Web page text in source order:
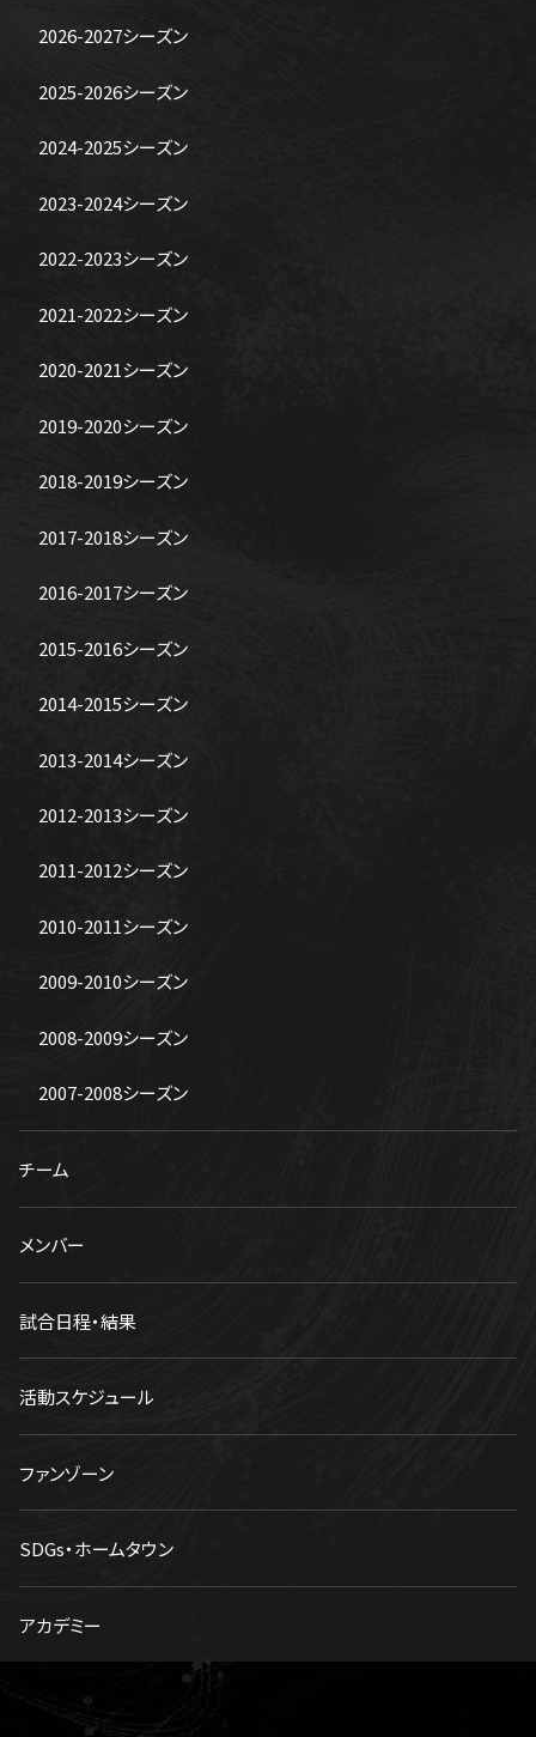
2026-2027シーズン
2025-2026シーズン
2024-2025シーズン
2023-2024シーズン
2022-2023シーズン
2021-2022シーズン
2020-2021シーズン
2019-2020シーズン
2018-2019シーズン
2017-2018シーズン
2016-2017シーズン
2015-2016シーズン
2014-2015シーズン
2013-2014シーズン
2012-2013シーズン
2011-2012シーズン
2010-2011シーズン
2009-2010シーズン
2008-2009シーズン
2007-2008シーズン
チーム
メンバー
試合日程・結果
活動スケジュール
ファンゾーン
SDGs・ホームタウン
アカデミー